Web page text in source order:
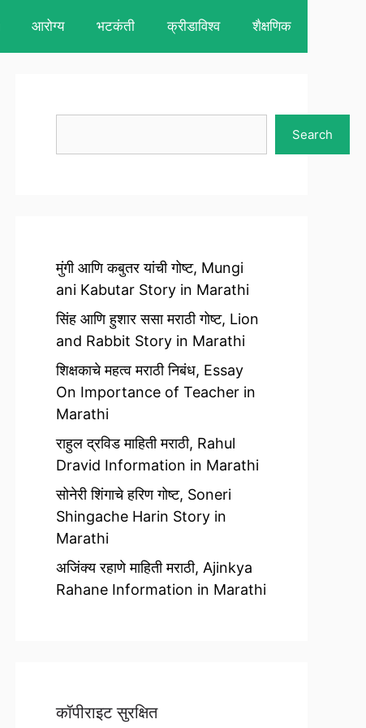
आरोग्य भटकंती क्रीडाविश्व शैक्षणिक
Search
मुंगी आणि कबुतर यांची गोष्ट, Mungi
ani Kabutar Story in Marathi
सिंह आणि हुशार ससा मराठी गोष्ट, Lion
and Rabbit Story in Marathi
शिक्षकाचे महत्व मराठी निबंध, Essay
On Importance of Teacher in
Marathi
राहुल द्रविड माहिती मराठी, Rahul
Dravid Information in Marathi
सोनेरी शिंगाचे हरिण गोष्ट, Soneri
Shingache Harin Story in
Marathi
अजिंक्य रहाणे माहिती मराठी, Ajinkya
Rahane Information in Marathi
कॉपीराइट सुरक्षित